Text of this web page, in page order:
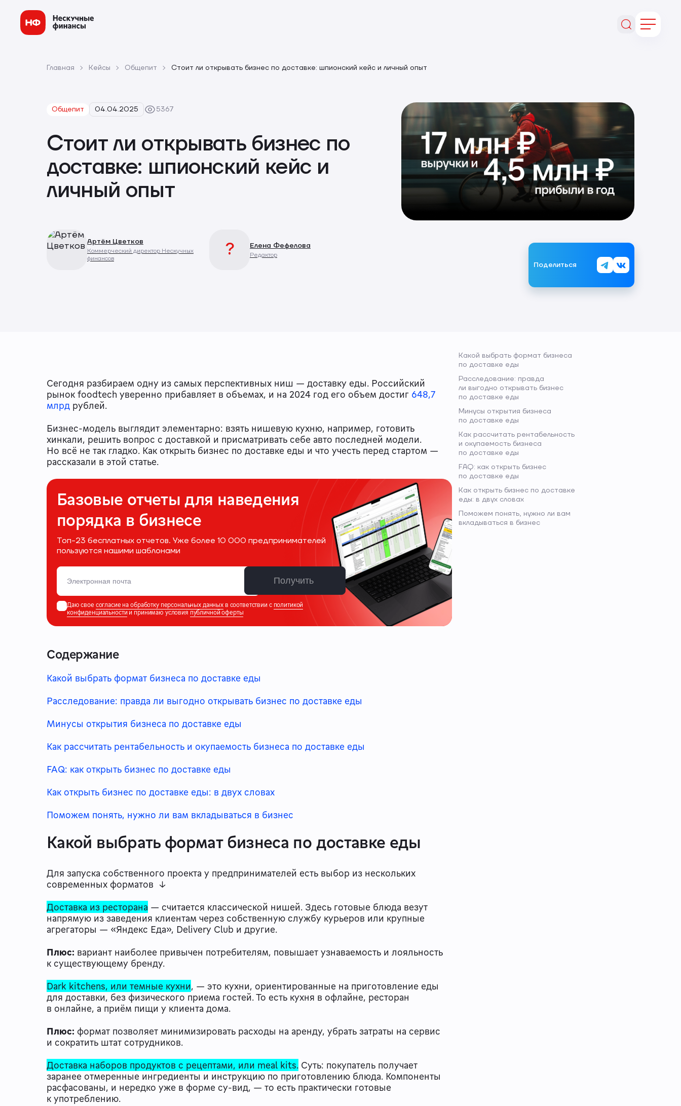
Главная Кейсы Общепит Стоит ли открывать бизнес по доставке: шпионский кейс и личный опыт
Общепит 04.04.2025 5367
Стоит ли открывать бизнес по
доставке: шпионский кейс и
личный опыт
Артём Цветков
Коммерческий директор Нескучных
финансов
? Елена Фефелова
Редактор
Поделиться
Сегодня разбираем одну из самых перспективных ниш — доставку еды. Российский
рынок foodtech уверенно прибавляет в объемах, и на 2024 год его объем достиг 648,7
млрд рублей.
Бизнес-модель выглядит элементарно: взять нишевую кухню, например, готовить
хинкали, решить вопрос с доставкой и присматривать себе авто последней модели.
Но всё не так гладко. Как открыть бизнес по доставке еды и что учесть перед стартом —
рассказали в этой статье.
Базовые отчеты для наведения
порядка в бизнесе
Топ-23 бесплатных отчетов. Уже более 10 000 предпринимателей
пользуются нашими шаблонами
Получить
Даю свое согласие на обработку персональных данных в соответствии с политикой
конфиденциальностии принимаю условияпубличной оферты
Содержание
Какой выбрать формат бизнеса по доставке еды
Расследование: правда ли выгодно открывать бизнес по доставке еды
Минусы открытия бизнеса по доставке еды
Как рассчитать рентабельность и окупаемость бизнеса по доставке еды
FAQ: как открыть бизнес по доставке еды
Как открыть бизнес по доставке еды: в двух словах
Поможем понять, нужно ли вам вкладываться в бизнес
Какой выбрать формат бизнеса по доставке еды
Для запуска собственного проекта у предпринимателей есть выбор из нескольких
современных форматов ↓
Доставка из ресторана — считается классической нишей. Здесь готовые блюда везут
напрямую из заведения клиентам через собственную службу курьеров или крупные
агрегаторы — «Яндекс Еда», Delivery Club и другие.
Плюс: вариант наиболее привычен потребителям, повышает узнаваемость и лояльность
к существующему бренду.
Dark kitchens, или темные кухни, — это кухни, ориентированные на приготовление еды
для доставки, без физического приема гостей. То есть кухня в офлайне, ресторан
в онлайне, а приём пищи у клиента дома.
Плюс: формат позволяет минимизировать расходы на аренду, убрать затраты на сервис
и сократить штат сотрудников.
Доставка наборов продуктов с рецептами, или meal kits. Суть: покупатель получает
заранее отмеренные ингредиенты и инструкцию по приготовлению блюда. Компоненты
расфасованы, и нередко уже в форме су-вид, — то есть практически готовые
к употреблению.
Какой выбрать формат бизнеса
по доставке еды
Расследование: правда
ли выгодно открывать бизнес
по доставке еды
Минусы открытия бизнеса
по доставке еды
Как рассчитать рентабельность
и окупаемость бизнеса
по доставке еды
FAQ: как открыть бизнес
по доставке еды
Как открыть бизнес по доставке
еды: в двух словах
Поможем понять, нужно ли вам
вкладываться в бизнес